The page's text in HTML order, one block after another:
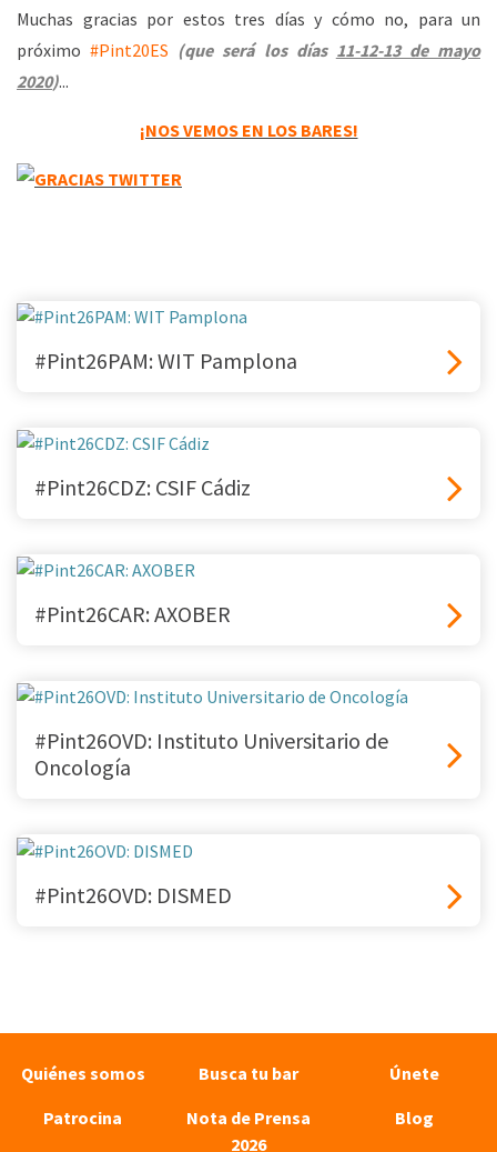
Muchas gracias por estos tres días y cómo no, para un
próximo#Pint20ES (que será los días 11-12-13 de mayo
2020)...
¡NOS VEMOS EN LOS BARES!
#Pint26PAM: WIT Pamplona
#Pint26CDZ: CSIF Cádiz
#Pint26CAR: AXOBER
#Pint26OVD: Instituto Universitario de
Oncología
#Pint26OVD: DISMED
Quiénes somos Busca tu bar
Únete
Patrocina
Nota de Prensa
2026
Blog